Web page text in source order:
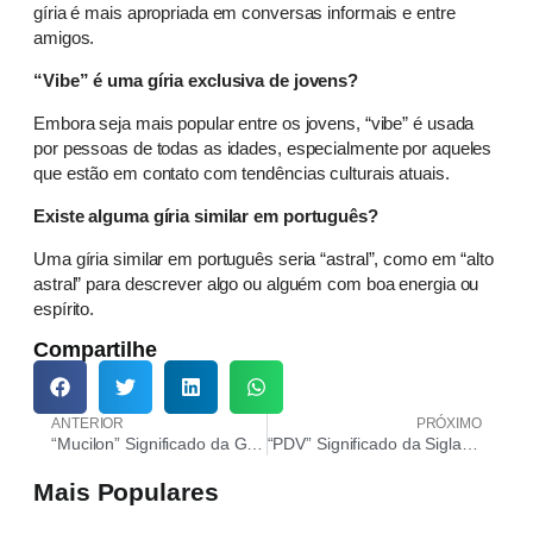
gíria é mais apropriada em conversas informais e entre
amigos.
“Vibe” é uma gíria exclusiva de jovens?
Embora seja mais popular entre os jovens, “vibe” é usada
por pessoas de todas as idades, especialmente por aqueles
que estão em contato com tendências culturais atuais.
Existe alguma gíria similar em português?
Uma gíria similar em português seria “astral”, como em “alto
astral” para descrever algo ou alguém com boa energia ou
espírito.
Compartilhe
ANTERIOR PRÓXIMO
Mais Populares